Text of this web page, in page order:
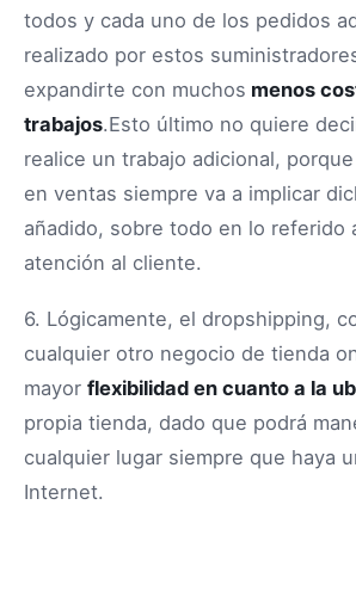
todos y cada uno de los pedidos
realizado por estos
expandirte con muchos menos
trabajos.Esto último no quiere
realice un trabajo adicional,
en ventas siempre va a implicar
añadido, sobre todo en lo referido
atención al cliente.
6. Lógicamente, el dropshipping,
cualquier otro negocio de tienda
mayor flexibilidad en cuanto a la
propia tienda, dado que podrá
cualquier lugar siempre que haya
Internet.